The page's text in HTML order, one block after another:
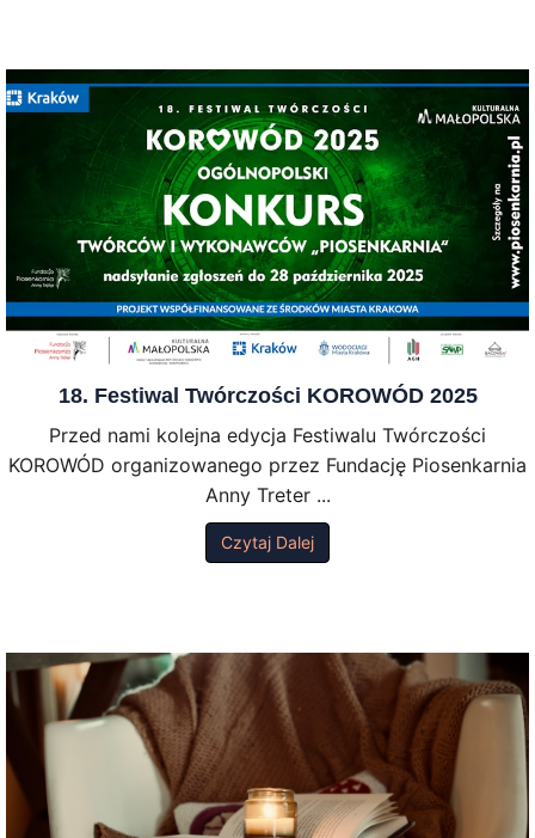
18. Festiwal Twórczości KOROWÓD 2025
Przed nami kolejna edycja Festiwalu Twórczości
KOROWÓD organizowanego przez Fundację Piosenkarnia
Anny Treter ...
Czytaj Dalej